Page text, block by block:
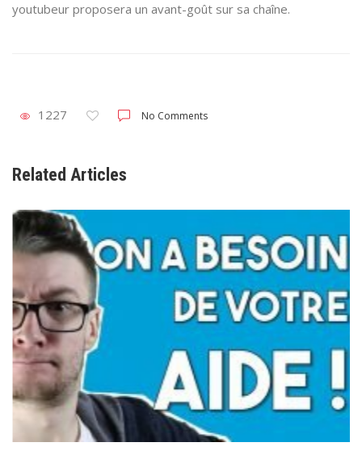
youtubeur proposera un avant-goût sur sa chaîne.
1227 No Comments
Related Articles